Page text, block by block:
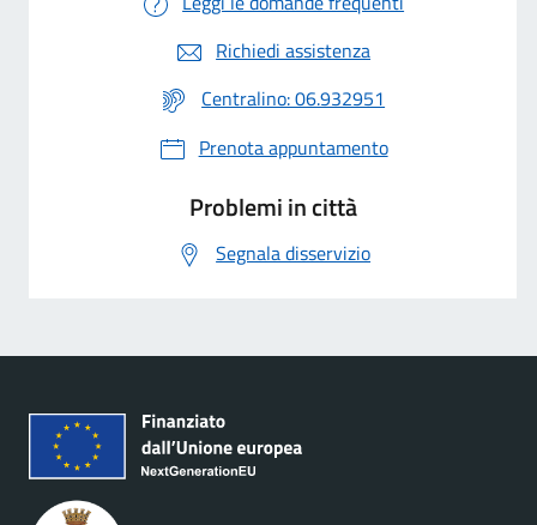
Richiedi assistenza
Centralino: 06.932951
Prenota appuntamento
Problemi in città
Segnala disservizio